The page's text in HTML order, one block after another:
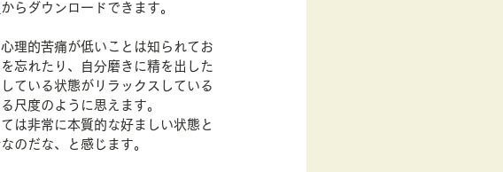
からダウンロードできます。
理的苦痛が低いことは知られてお
忘れたり、自分磨きに精を出した
ている状態がリラックスしている
尺度のように思えます。
は非常に本質的な好ましい状態と
のだな、と感じます。